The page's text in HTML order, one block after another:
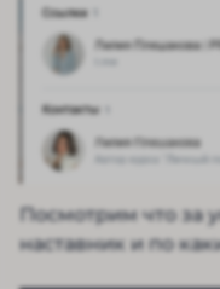
Посмотрим что за
наставник и по